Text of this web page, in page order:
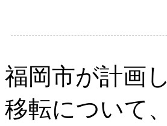
福岡市が計画
移転について